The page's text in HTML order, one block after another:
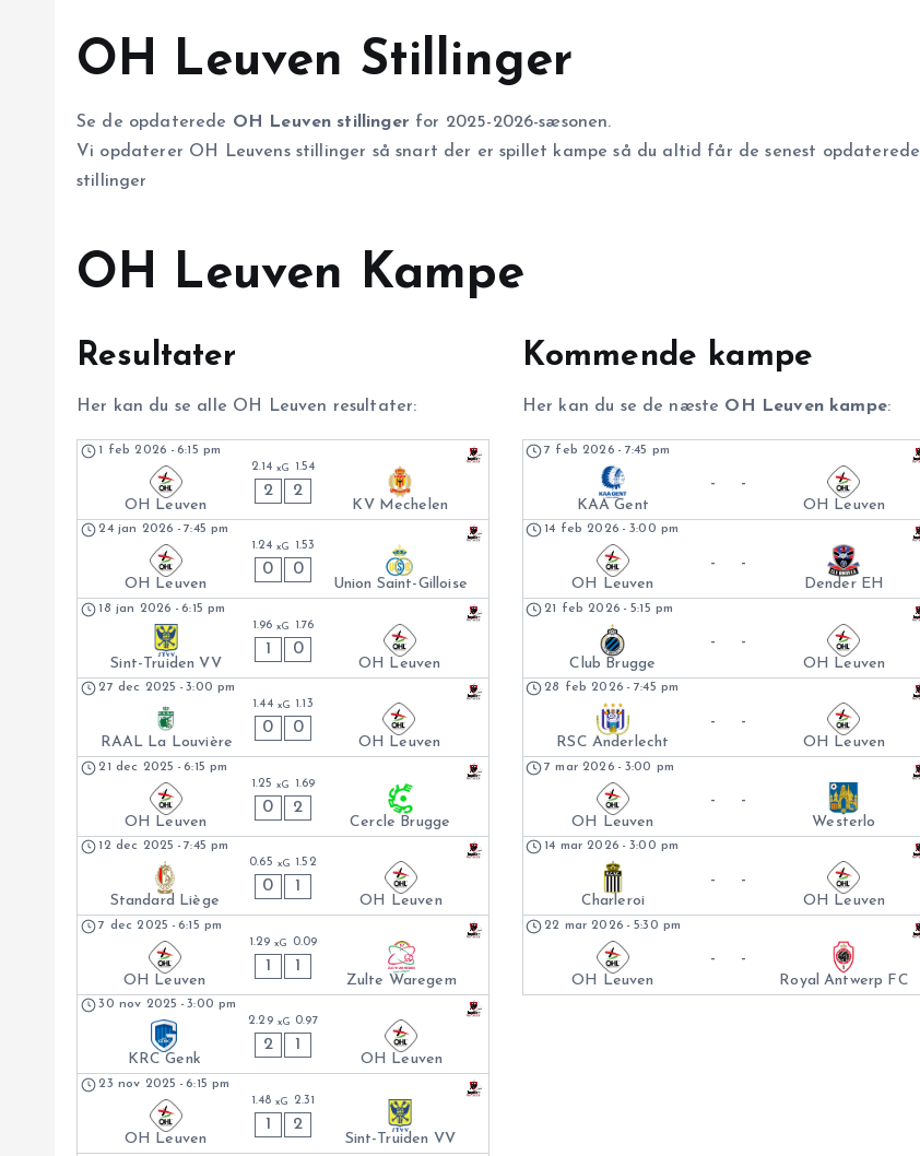
OH Leuven Stillinger
Se de opdaterede OH Leuven stillinger for 2025-2026-sæsonen.
Vi opdaterer OH Leuvens stillinger så snart der er spillet kampe så du altid får de senest opdaterede
stillinger
OH Leuven Kampe
Resultater
Her kan du se alle OH Leuven resultater:
1 feb 2026 - 6:15 pm
OH Leuven
2.14 xG 1.54
2 2
KV Mechelen
24 jan 2026 - 7:45 pm
OH Leuven
1.24 xG 1.53
0 0
Union Saint-Gilloise
18 jan 2026 - 6:15 pm
Sint-Truiden VV
1.96 xG 1.76
1 0
OH Leuven
27 dec 2025 - 3:00 pm
RAAL La Louvière
1.44 xG 1.13
0 0
OH Leuven
21 dec 2025 - 6:15 pm
OH Leuven
1.25 xG 1.69
0 2
Cercle Brugge
12 dec 2025 - 7:45 pm
Standard Liège
0.65 xG 1.52
0 1
OH Leuven
7 dec 2025 - 6:15 pm
OH Leuven
1.29 xG 0.09
1 1
Zulte Waregem
30 nov 2025 - 3:00 pm
KRC Genk
2.29 xG 0.97
2 1
OH Leuven
23 nov 2025 - 6:15 pm
OH Leuven
1.48 xG 2.31
1 2
Sint-Truiden VV
Kommende kampe
Her kan du se de næste OH Leuven kampe:
7 feb 2026 - 7:45 pm
KAA Gent
- -
OH Leuven
14 feb 2026 - 3:00 pm
OH Leuven
- -
Dender EH
21 feb 2026 - 5:15 pm
Club Brugge
- -
OH Leuven
28 feb 2026 - 7:45 pm
RSC Anderlecht
- -
OH Leuven
7 mar 2026 - 3:00 pm
OH Leuven
- -
Westerlo
14 mar 2026 - 3:00 pm
Charleroi
- -
OH Leuven
22 mar 2026 - 5:30 pm
OH Leuven
- -
Royal Antwerp FC